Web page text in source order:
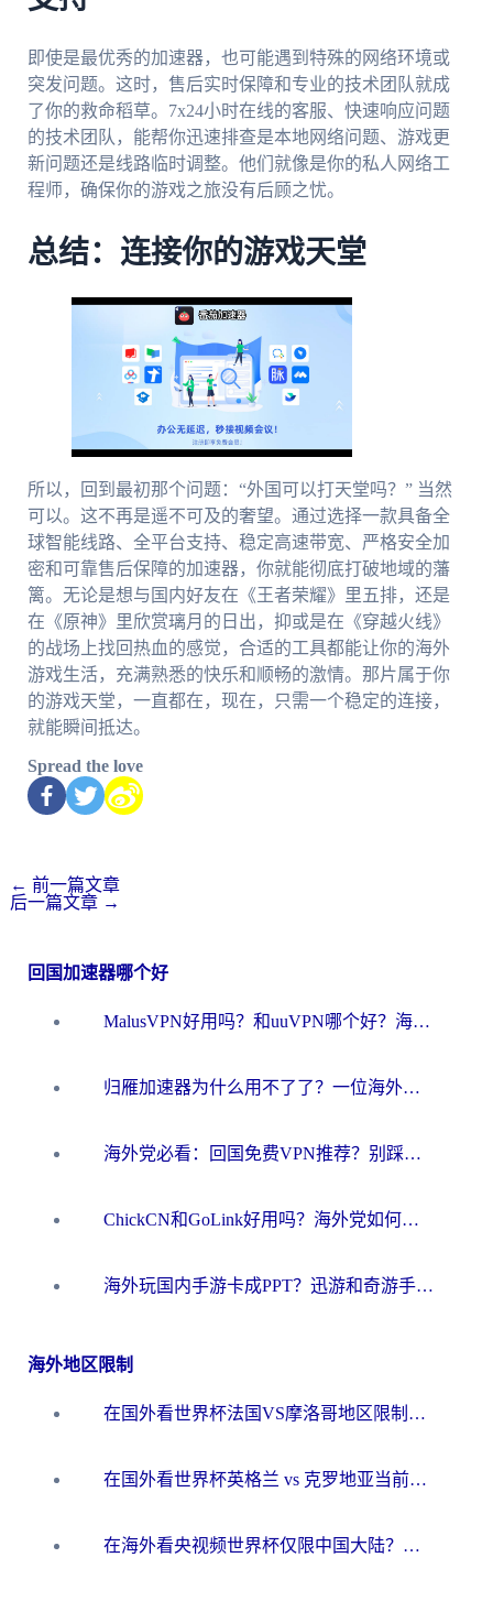
即使是最优秀的加速器，也可能遇到特殊的网络环境或
突发问题。这时，售后实时保障和专业的技术团队就成
了你的救命稻草。7x24小时在线的客服、快速响应问题
的技术团队，能帮你迅速排查是本地网络问题、游戏更
新问题还是线路临时调整。他们就像是你的私人网络工
程师，确保你的游戏之旅没有后顾之忧。
总结：连接你的游戏天堂
所以，回到最初那个问题：“外国可以打天堂吗？” 当然
可以。这不再是遥不可及的奢望。通过选择一款具备全
球智能线路、全平台支持、稳定高速带宽、严格安全加
密和可靠售后保障的加速器，你就能彻底打破地域的藩
篱。无论是想与国内好友在《王者荣耀》里五排，还是
在《原神》里欣赏璃月的日出，抑或是在《穿越火线》
的战场上找回热血的感觉，合适的工具都能让你的海外
游戏生活，充满熟悉的快乐和顺畅的激情。那片属于你
的游戏天堂，一直都在，现在，只需一个稳定的连接，
就能瞬间抵达。
Spread the love
← 前一篇文章
后一篇文章 →
回国加速器哪个好
MalusVPN好用吗？和uuVPN哪个好？海外党无缝访问国内资源的真实对比与选择指南
归雁加速器为什么用不了了？一位海外游子的真实困惑与技术解答
海外党必看：回国免费VPN推荐？别踩坑！教你选对加速器无缝刷国内资源
ChickCN和GoLink好用吗？海外党如何选对回国加速器
海外玩国内手游卡成PPT？迅游和奇游手游哪个好？一篇讲透回国加速器怎么选
海外地区限制
在国外看世界杯法国VS摩洛哥地区限制？这篇指南让你流畅看中文解说无压力
在国外看世界杯英格兰 vs 克罗地亚当前地区不可播放？这篇指南帮你搞定所有海外观赛难题
在海外看央视频世界杯仅限中国大陆？这篇指南帮你解锁中文解说+无卡顿直播